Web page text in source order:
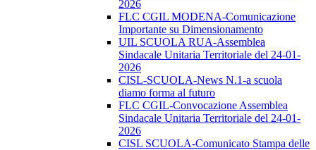
2026
FLC CGIL MODENA-Comunicazione
Importante su Dimensionamento
UIL SCUOLA RUA-Assemblea
Sindacale Unitaria Territoriale del 24-01-
2026
CISL-SCUOLA-News N.1-a scuola
diamo forma al futuro
FLC CGIL-Convocazione Assemblea
Sindacale Unitaria Territoriale del 24-01-
2026
CISL SCUOLA-Comunicato Stampa delle